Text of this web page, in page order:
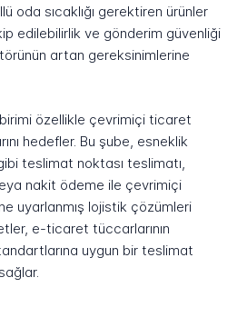
oda sıcaklığı gerektiren ürünler
edilebilirlik ve gönderim güvenliği
artan gereksinimlerine
özellikle çevrimiçi ticaret
hedefler. Bu şube, esneklik
teslimat noktası teslimatı,
nakit ödeme ile çevrimiçi
uyarlanmış lojistik çözümleri
e-ticaret tüccarlarının
uygun bir teslimat